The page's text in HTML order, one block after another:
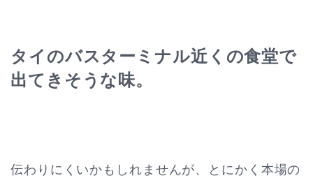
タイのバスターミナル近くの食堂で
出てきそうな味。
伝わりにくいかもしれませんが、とにかく本場の